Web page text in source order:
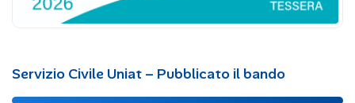
Servizio Civile Uniat – Pubblicato il bando